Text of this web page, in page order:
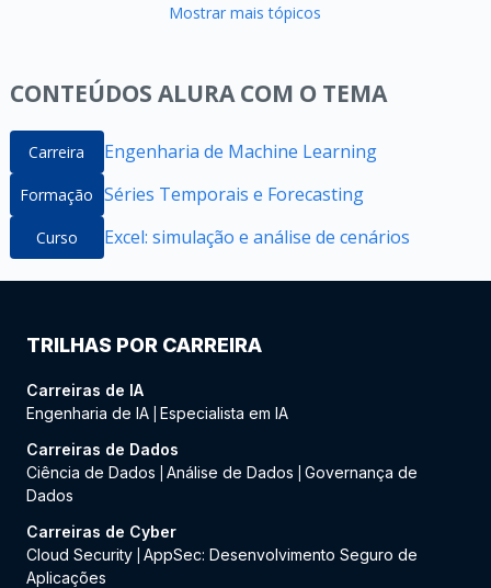
Mostrar mais tópicos
CONTEÚDOS ALURA COM O TEMA
Carreira Engenharia de Machine Learning
Formação Séries Temporais e Forecasting
Curso Excel: simulação e análise de cenários
TRILHAS POR CARREIRA
Carreiras de IA
Engenharia de IA Especialista em IA
Carreiras de Dados
Ciência de Dados
Análise de Dados
Governança de
Dados
Carreiras de Cyber
Cloud Security AppSec: Desenvolvimento Seguro de
Aplicações